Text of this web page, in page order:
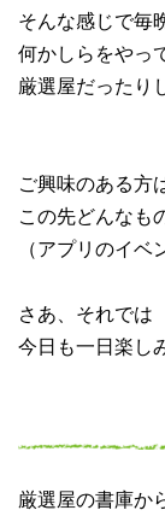
そんな感じで毎
何かしらをやっ
厳選屋だったり
ご興味のある方
この先どんなも
（アプリのイベ
さあ、それでは
今日も一日楽し
厳選屋の書庫か